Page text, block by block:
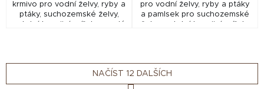
krmivo pro vodní želvy, ryby a
ptáky, suchozemské želvy,
pro vodní želvy, ryby a ptáky
a pamlsek pro suchozemské
NAČÍST 12 DALŠÍCH